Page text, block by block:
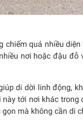
quá nhiều
nơi hoặc đậu đỗ
di dời linh động,
tới nơi khác trong
mà không cần di